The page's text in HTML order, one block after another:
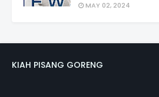
MAY 02, 2024
KIAH PISANG GORENG